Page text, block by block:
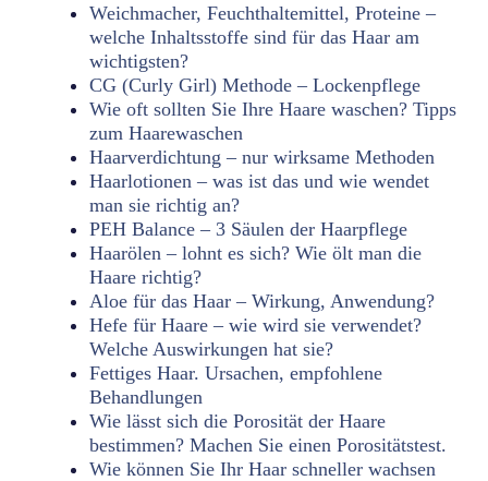
Weichmacher, Feuchthaltemittel, Proteine ​​–
welche Inhaltsstoffe sind für das Haar am
wichtigsten?
CG (Curly Girl) Methode – Lockenpflege
Wie oft sollten Sie Ihre Haare waschen? Tipps
zum Haarewaschen
Haarverdichtung – nur wirksame Methoden
Haarlotionen – was ist das und wie wendet
man sie richtig an?
PEH Balance – 3 Säulen der Haarpflege
Haarölen – lohnt es sich? Wie ölt man die
Haare richtig?
Aloe für das Haar – Wirkung, Anwendung?
Hefe für Haare – wie wird sie verwendet?
Welche Auswirkungen hat sie?
Fettiges Haar. Ursachen, empfohlene
Behandlungen
Wie lässt sich die Porosität der Haare
bestimmen? Machen Sie einen Porositätstest.
Wie können Sie Ihr Haar schneller wachsen